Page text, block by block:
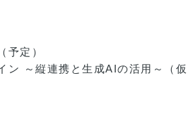
定）
～縦連携と生成AIの活用～（仮